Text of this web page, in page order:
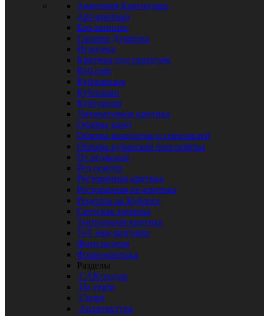
Анатомия Краснодара
Арт-критика
Бар-хоппинг
Глазами Думкина
Игротека
Критика под градусом
Куб.com
Кубловизор
Кублошки
Кубтуризм
Литературная критика
Обзоры кино
Обзоры концертов и спектаклей
Обзоры кубанской блогосферы
От редакции
Ред осмотр
Ресторанная критика
Ресторанная не-критика
Рецепты на Кублоге
Светская хроника
Театральная критика
ТоТ еще разговор
Фото недели
Фэшн-критика
Разделы
CARснодар
На связи
Спорт
Архитектура